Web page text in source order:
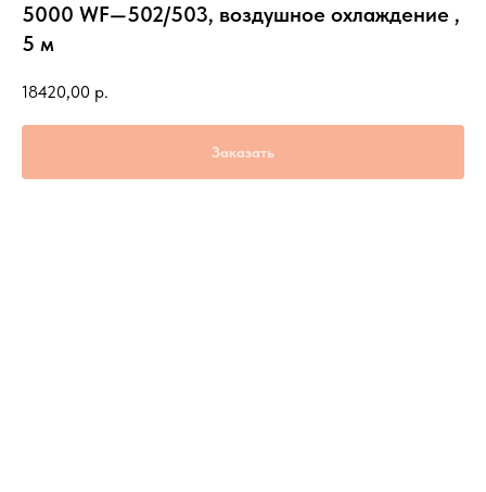
5000 WF—502/503, воздушное охлаждение ,
5 м
18420,00 р.
Заказать